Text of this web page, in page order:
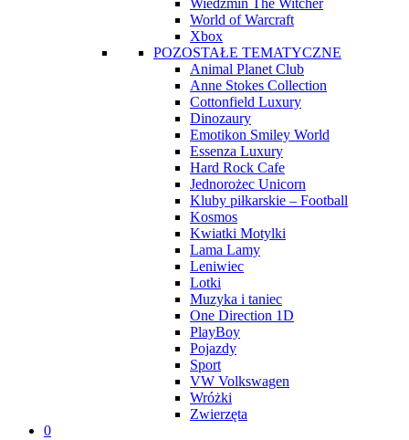
Wiedźmin The Witcher
World of Warcraft
Xbox
POZOSTAŁE TEMATYCZNE
Animal Planet Club
Anne Stokes Collection
Cottonfield Luxury
Dinozaury
Emotikon Smiley World
Essenza Luxury
Hard Rock Cafe
Jednorożec Unicorn
Kluby piłkarskie – Football
Kosmos
Kwiatki Motylki
Lama Lamy
Leniwiec
Lotki
Muzyka i taniec
One Direction 1D
PlayBoy
Pojazdy
Sport
VW Volkswagen
Wróżki
Zwierzęta
0